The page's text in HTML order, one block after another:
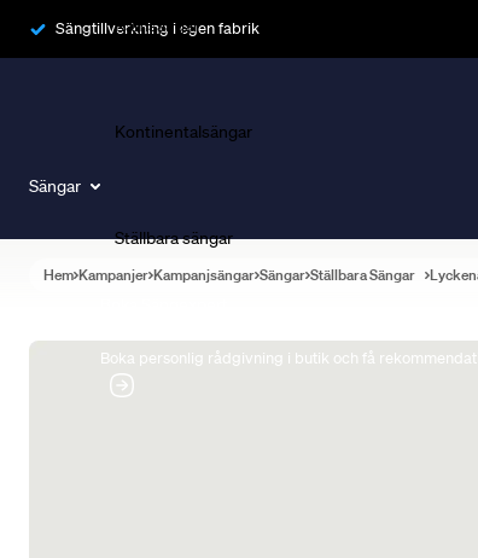
Sängtillverkning i egen fabrik
Sängar
Ramsängar
Kontinentalsängar
Ställbara sängar
Boka personlig rådgivning i butik och få
Hem Kampanjer Kampanjsängar Sängar Ställbara Sängar